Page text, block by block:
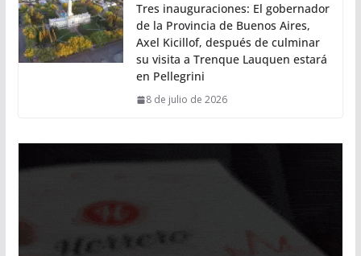
Tres inauguraciones: El gobernador
de la Provincia de Buenos Aires,
Axel Kicillof, después de culminar
su visita a Trenque Lauquen estará
en Pellegrini
8 de julio de 2026